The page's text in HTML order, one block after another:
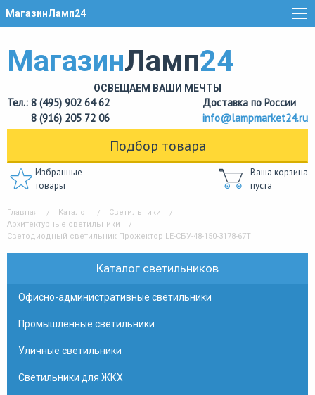
МагазинЛамп24
МагазинЛамп24
ОСВЕЩАЕМ ВАШИ МЕЧТЫ
Тел.: 8 (495) 902 64 62
8 (916) 205 72 06
Доставка по России
info@lampmarket24.ru
Подбор товара
Избранные
товары
Ваша корзина
пуста
Главная Каталог
Светильники
Архитектурные светильники
Светодиодный светильник Прожектор LE-СБУ-48-150-3178-67Т
Каталог светильников
Офисно-административные светильники
Промышленные светильники
Уличные светильники
Светильники для ЖКХ